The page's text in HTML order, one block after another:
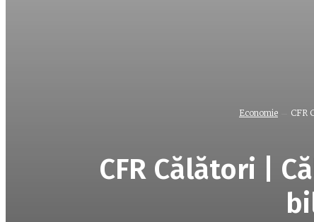
Economie CFR
CFR Călători |